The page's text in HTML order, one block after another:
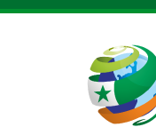
Skip to main content